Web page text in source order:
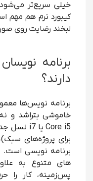
کیبورد نرم هم مهم
لبخند رضایت روی
برنامه
دارند؟
برنامه نویس‌ها
خاموشی بتراشد و نه
برنامه نویسی
های متنوع به
پس‌زمینه، کار را